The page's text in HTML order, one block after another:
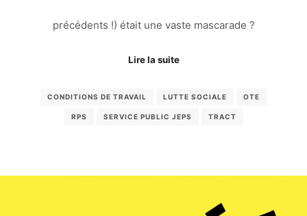
précédents !) était une vaste mascarade ?
Lire la suite
CONDITIONS DE TRAVAIL LUTTE SOCIALE OTE
RPS SERVICE PUBLIC JEPS TRACT